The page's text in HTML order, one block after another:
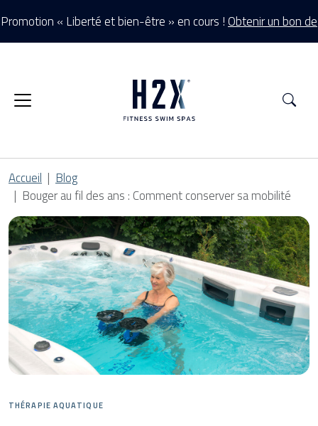
Promotion « Liberté et bien-être » en cours ! Obtenir un bon de
Accueil
Blog
Bouger au fil des ans : Comment conserver sa mobilité
THÉRAPIE AQUATIQUE